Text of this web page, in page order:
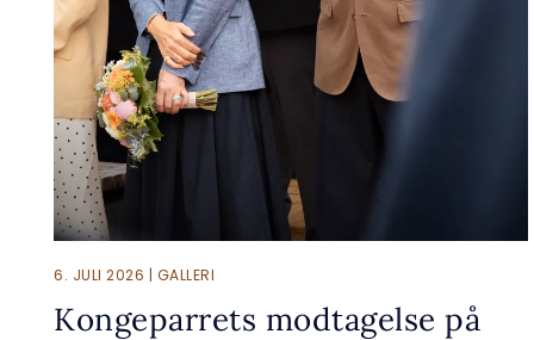
6. JULI 2026 | GALLERI
Kongeparrets modtagelse på